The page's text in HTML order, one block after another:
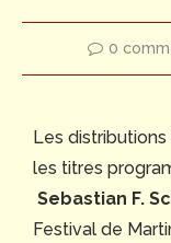
0
Les
les titres
Sebastian F.
Festival de